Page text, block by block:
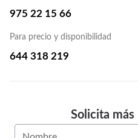
975 22 15 66
Para precio y disponibilidad
644 318 219
Solicita